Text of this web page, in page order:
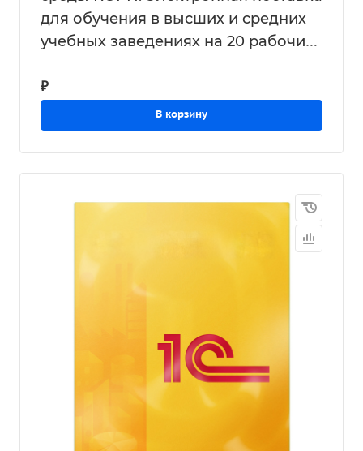
для обучения в высших и средних
учебных заведениях на 20 рабочих
₽
В корзину